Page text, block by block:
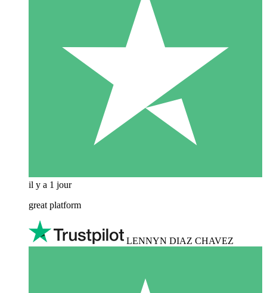
il y a 1 jour
great platform
LENNYN DIAZ CHAVEZ